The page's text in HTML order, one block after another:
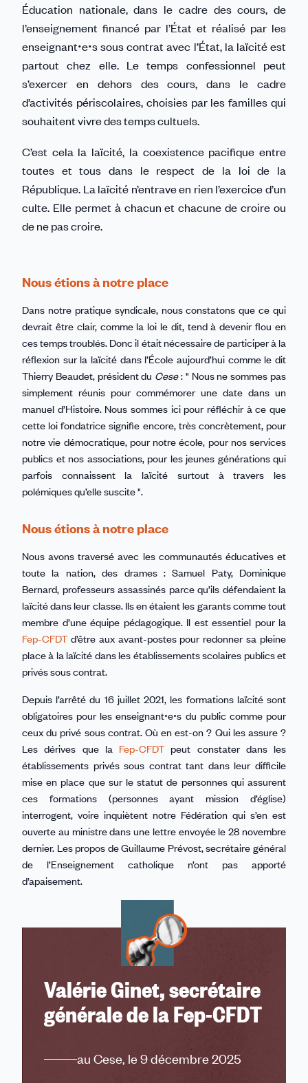
Éducation nationale, dans le cadre des cours, de
l’enseignement financé par l’État et réalisé par les
enseignantꞏeꞏs sous contrat avec l’État, la laïcité est
partout chez elle. Le temps confessionnel peut
s’exercer en dehors des cours, dans le cadre
d’activités périscolaires, choisies par les familles qui
souhaitent vivre des temps cultuels.
C’est cela la laïcité, la coexistence pacifique entre
toutes et tous dans le respect de la loi de la
République. La laïcité n’entrave en rien l’exercice d’un
culte. Elle permet à chacun et chacune de croire ou
de ne pas croire.
Nous étions à notre place
Dans notre pratique syndicale, nous constatons que ce qui
devrait être clair, comme la loi le dit, tend à devenir flou en
ces temps troublés. Donc il était nécessaire de participer à la
réflexion sur la laïcité dans l’École aujourd’hui comme le dit
Thierry Beaudet, président du Cese: " Nous ne sommes pas
simplement réunis pour commémorer une date dans un
manuel d’Histoire. Nous sommes ici pour réfléchir à ce que
cette loi fondatrice signifie encore, très concrètement, pour
notre vie démocratique, pour notre école, pour nos services
publics et nos associations, pour les jeunes générations qui
parfois connaissent la laïcité surtout à travers les
polémiques qu’elle suscite ".
Nous étions à notre place
Nous avons traversé avec les communautés éducatives et
toute la nation, des drames : Samuel Paty, Dominique
Bernard, professeurs assassinés parce qu’ils défendaient la
laïcité dans leur classe. Ils en étaient les garants comme tout
membre d’une équipe pédagogique. Il est essentiel pour la
Fep-CFDTd’être aux avant-postes pour redonner sa pleine
place à la laïcité dans les établissements scolaires publics et
privés sous contrat.
Depuis l’arrêté du 16 juillet 2021, les formations laïcité sont
obligatoires pour les enseignantꞏeꞏs du public comme pour
ceux du privé sous contrat. Où en est-on ? Qui les assure ?
Les dérives que la Fep-CFDTpeut constater dans les
établissements privés sous contrat tant dans leur difficile
mise en place que sur le statut de personnes qui assurent
ces formations (personnes ayant mission d’église)
interrogent, voire inquiètent notre Fédération qui s’en est
ouverte au ministre dans une lettre envoyée le 28 novembre
dernier. Les propos de Guillaume Prévost, secrétaire général
de l’Enseignement catholique n’ont pas apporté
d’apaisement.
Valérie Ginet, secrétaire
générale de la Fep-CFDT
au Cese, le 9 décembre 2025